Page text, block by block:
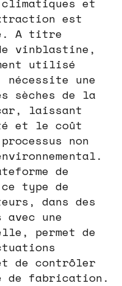
est
A titre
vinblastine,
utilisé
nécessite une
sèches de la
laissant
et le coût
non
de
type de
dans des
une
permet de
de contrôler
de fabrication.